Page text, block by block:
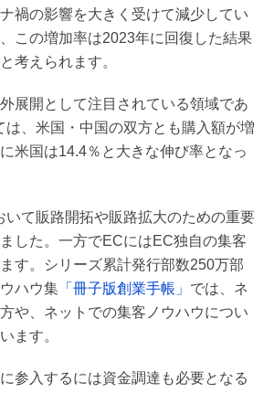
禍の影響を大きく受けて減少してい
この増加率は2023年に回復した結果
考えられます。
展開として注目されている領域であ
は、米国・中国の双方とも購入額が増
米国は14.4％と大きな伸び率となっ
いて販路開拓や販路拡大のための重要
した。一方でECにはEC独自の集客
す。シリーズ累計発行部数250万部
ハウ集 「冊子版創業手帳」 では、ネ
や、ネットでの集客ノウハウについ
ます。
参入するには資金調達も必要となる